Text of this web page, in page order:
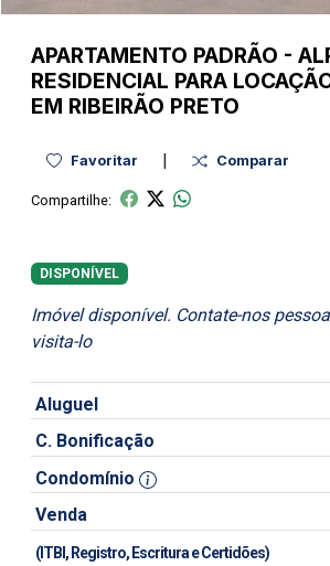
APARTAMENTO PADRÃO -
RESIDENCIAL PARA
EM RIBEIRÃO PRETO
Favoritar | Comparar
Compartilhe:
DISPONÍVEL
Imóvel disponível. Contate-nos
visita-lo
Aluguel
C. Bonificação
Condomínio
Venda
(ITBI, Registro, Escritura e Certidões)